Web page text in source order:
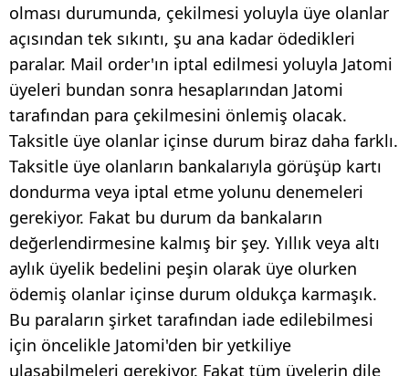
olması durumunda, çekilmesi yoluyla üye olanlar
açısından tek sıkıntı, şu ana kadar ödedikleri
paralar. Mail order'ın iptal edilmesi yoluyla Jatomi
üyeleri bundan sonra hesaplarından Jatomi
tarafından para çekilmesini önlemiş olacak.
Taksitle üye olanlar içinse durum biraz daha farklı.
Taksitle üye olanların bankalarıyla görüşüp kartı
dondurma veya iptal etme yolunu denemeleri
gerekiyor. Fakat bu durum da bankaların
değerlendirmesine kalmış bir şey. Yıllık veya altı
aylık üyelik bedelini peşin olarak üye olurken
ödemiş olanlar içinse durum oldukça karmaşık.
Bu paraların şirket tarafından iade edilebilmesi
için öncelikle Jatomi'den bir yetkiliye
ulaşabilmeleri gerekiyor. Fakat tüm üyelerin dile